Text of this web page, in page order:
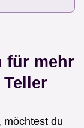
für mehr
möchtest du